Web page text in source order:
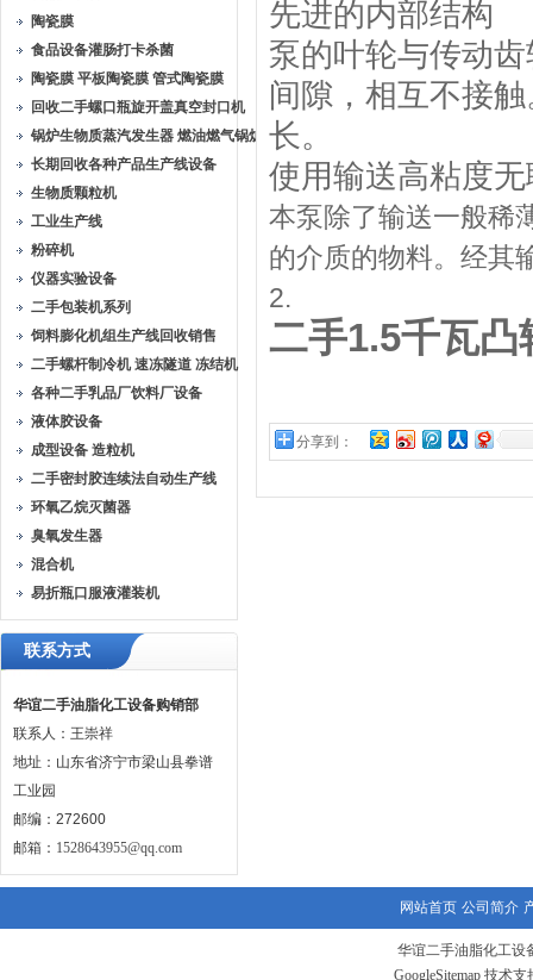
陶瓷膜
食品设备灌肠打卡杀菌
陶瓷膜 平板陶瓷膜 管式陶瓷膜
回收二手螺口瓶旋开盖真空封口机
锅炉生物质蒸汽发生器 燃油燃气锅炉
长期回收各种产品生产线设备
生物质颗粒机
工业生产线
粉碎机
仪器实验设备
二手包装机系列
饲料膨化机组生产线回收销售
二手螺杆制冷机 速冻隧道 冻结机
各种二手乳品厂饮料厂设备
液体胶设备
成型设备 造粒机
二手密封胶连续法自动生产线
环氧乙烷灭菌器
臭氧发生器
混合机
易折瓶口服液灌装机
联系方式
华谊二手油脂化工设备购销部
联系人：王崇祥
地址：山东省济宁市梁山县拳谱
工业园
邮编：272600
邮箱： 1528643955@qq.com
先进的内部结构
泵的叶轮与传动
间隙，相互不接
长。
使用输送高粘度
本泵除了输送一般稀
的介质的物料。经其
2.
二手1.5千瓦
分享到：
网站首页 公司简介
华谊二手油脂化工设
GoogleSitemap 技术支